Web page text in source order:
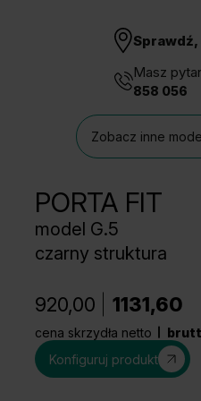
Masz
858 056
Zobacz inne
PORTA FIT
model G.5
czarny struktura
920,00 1131,60
cena skrzydła netto
Konfiguruj produkt